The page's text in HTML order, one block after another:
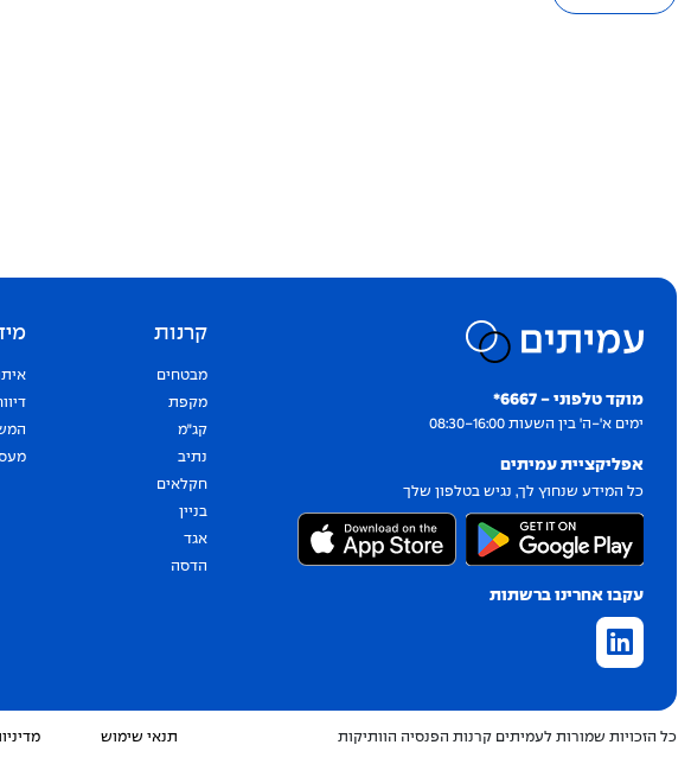
מוקד טלפוני - 6667*
ימים א'-ה' בין השעות 08:30-16:00
אפליקציית עמיתים
כל המידע שנחוץ לך, נגיש בטלפון שלך
עקבו אחרינו ברשתות
קרנות
מבטחים
מקפת
קג״מ
נתיב
חקלאים
בניין
אגד
הדסה
כל הזכויות שמורות לעמיתים קרנות הפנסיה הוותיקות תנאי שימוש